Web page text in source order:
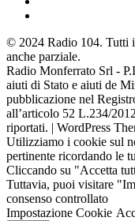
© 2024 Radio 104. Tutti
anche parziale.
Radio Monferrato Srl -
aiuti di Stato e aiuti de
pubblicazione nel
all’articolo 52 L.234/
riportati. | WordPress
Utilizziamo i cookie sul
pertinente ricordando le
Cliccando su "Accetta
Tuttavia, puoi visitare
consenso controllato
Impostazione Cookie